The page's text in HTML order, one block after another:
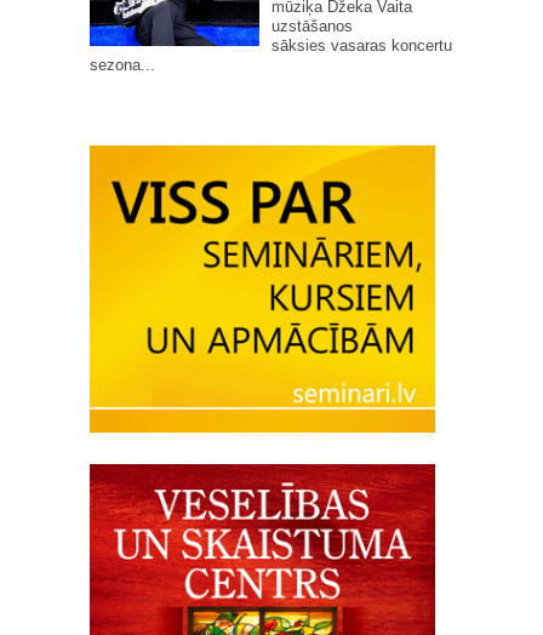
mūziķa Džeka Vaita
uzstāšanos
sāksies vasaras koncertu
sezona...